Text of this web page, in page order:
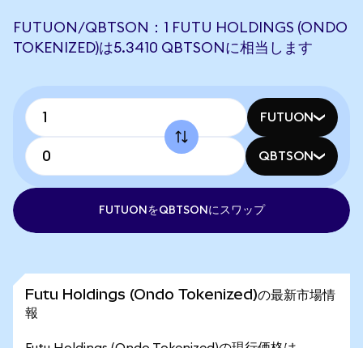
FUTUON/QBTSON：1 FUTU HOLDINGS (ONDO
TOKENIZED)は5.3410 QBTSONに相当します
FUTUON
QBTSON
FUTUONをQBTSONにスワップ
Futu Holdings (Ondo Tokenized)の最新市場情
報